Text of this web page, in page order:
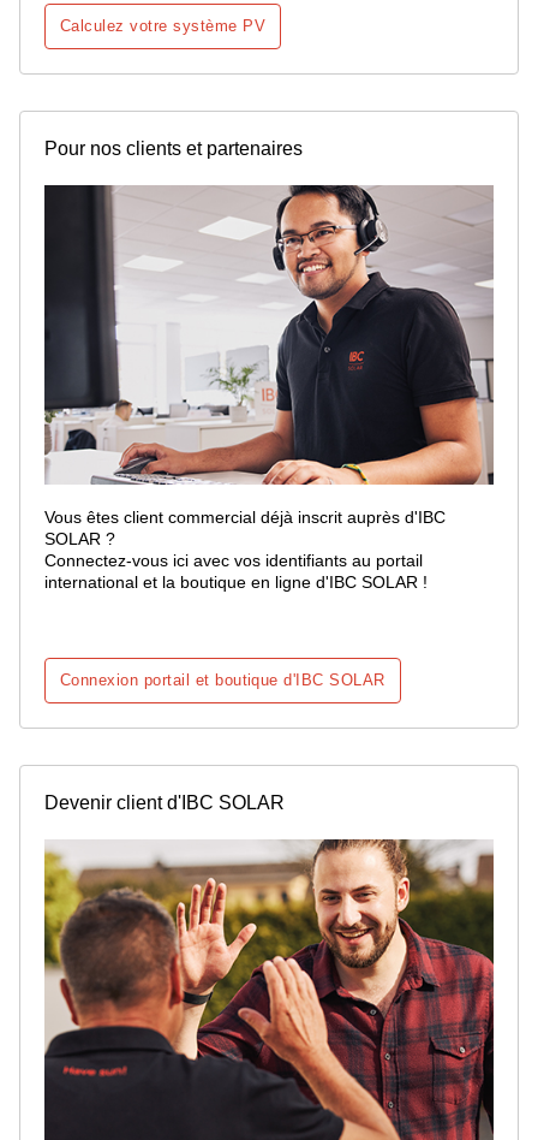
Calculez votre système PV
Pour nos clients et partenaires
Vous êtes client commercial déjà inscrit auprès d'IBC
SOLAR ?
Connectez-vous ici avec vos identifiants au portail
international et la boutique en ligne d'IBC SOLAR !
Connexion portail et boutique d'IBC SOLAR
Devenir client d'IBC SOLAR